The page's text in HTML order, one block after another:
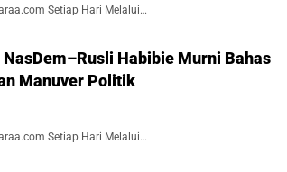
Setiap Hari Melalui…
Habibie Murni Bahas
Manuver Politik
Setiap Hari Melalui…